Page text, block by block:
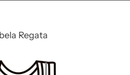
Regata